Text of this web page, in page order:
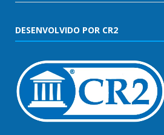
DESENVOLVIDO POR CR2